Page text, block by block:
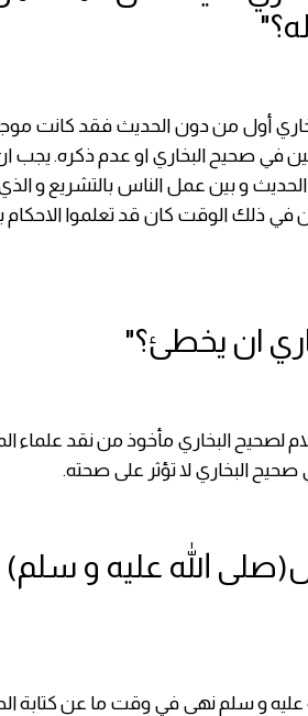
أول من دون الحديث فقد كانت
في صحيح البخاري او عدم ذكره. يجب
و بين عمل الناس بالتشريع و
في ذلك الوقت كان قد تعلموا
لصحيح البخاري مأخوذ من نقد علماء
البخاري لا تؤثر على صحته.
الله عليه و
و سلم نهى في وقت ما عن كتابة